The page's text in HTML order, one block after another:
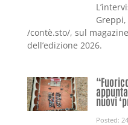
/contè.sto/, sul
dell’edizione 2026.
nuovi
Posted: